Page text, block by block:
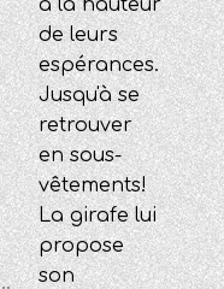
à la hauteur
de leurs
espérances.
Jusqu'à se
retrouver
en sous-
vêtements!
La girafe lui
propose
son